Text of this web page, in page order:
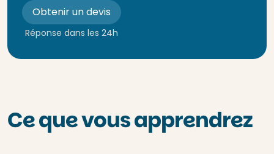
Obtenir un devis
Réponse dans les 24h
Ce que vous apprendrez